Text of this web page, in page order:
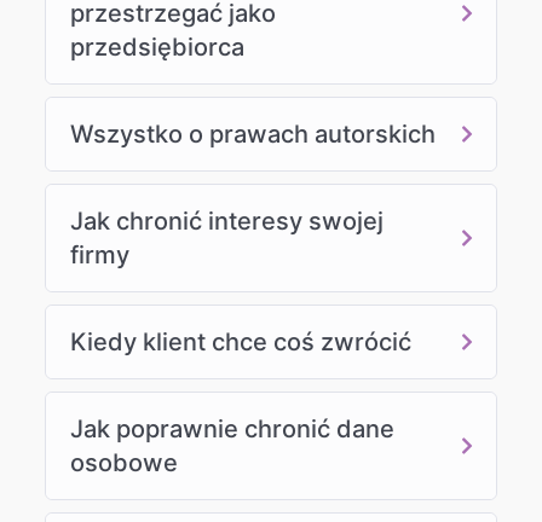
przestrzegać jako
przedsiębiorca
Wszystko o prawach autorskich
Jak chronić interesy swojej
firmy
Kiedy klient chce coś zwrócić
Jak poprawnie chronić dane
osobowe